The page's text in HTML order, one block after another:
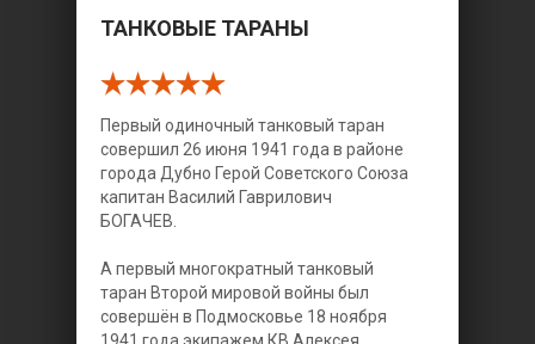
ТАНКОВЫЕ ТАРАНЫ
Первый одиночный танковый таран
совершил 26 июня 1941 года в районе
города Дубно Герой Советского Союза
капитан Василий Гаврилович
БОГАЧЕВ.
А первый многократный танковый
таран Второй мировой войны был
совершён в Подмосковье 18 ноября